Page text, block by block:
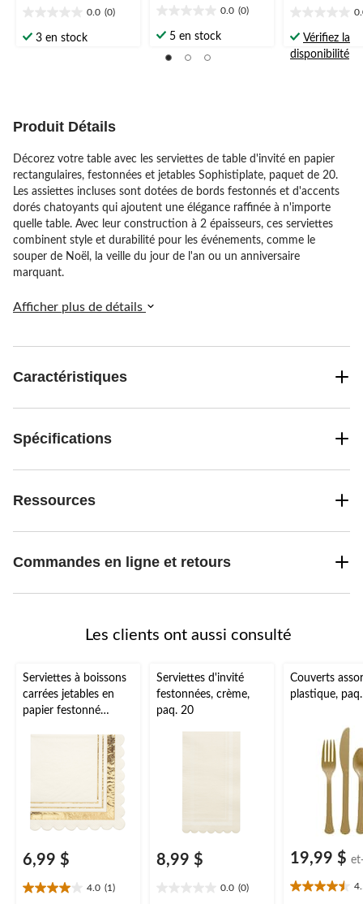
0.0 (0)
étoile(s)
3 en stock
0.0 (0)
étoile(s)
5.
5 en stock
étoile(s)
sur
Vérifiez la
disponibilité
Produit Détails
Décorez votre table avec les serviettes de table d'invité en papier
rectangulaires, festonnées et jetables Sophistiplate, paquet de 20.
Les assiettes incluses sont dotées de bords festonnés et d'accents
dorés chatoyants qui ajoutent une élégance raffinée à n'importe
quelle table. Avec leur construction à 2 épaisseurs, ces serviettes
combinent style et durabilité pour les événements, comme le
souper de Noël, la veille du jour de l'an ou un anniversaire
marquant.
Afficher plus de détails
Caractéristiques
Spécifications
Ressources
Commandes en ligne et retours
Les clients ont aussi consulté
Serviettes à boissons
carrées jetables en
papier festonné
blanc/or, 5 po, paq.
20, 2 épaisseurs, pour
mariage/fiançailles/N
oël/veille du jour de
l'An
6,99 $
4.0 (1)
4.0
Serviettes d'invité
festonnées, crème,
paq. 20
8,99 $
0.0 (0)
Couverts
plastique,
19,99 $
4.5